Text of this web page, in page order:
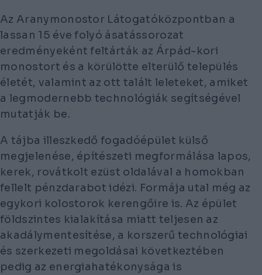
Az Aranymonostor Látogatóközpontban a
lassan 15 éve folyó ásatássorozat
eredményeként feltárták az Árpád-kori
monostort és a körülötte elterülő település
életét, valamint az ott talált leleteket, amiket
a legmodernebb technológiák segítségével
mutatják be.
A tájba illeszkedő fogadóépület külső
megjelenése, építészeti megformálása lapos,
kerek, rovátkolt ezüst oldalával a homokban
fellelt pénzdarabot idézi. Formája utal még az
egykori kolostorok kerengőire is. Az épület
földszintes kialakítása miatt teljesen az
akadálymentesítése, a korszerű technológiai
és szerkezeti megoldásai következtében
pedig az energiahatékonysága is